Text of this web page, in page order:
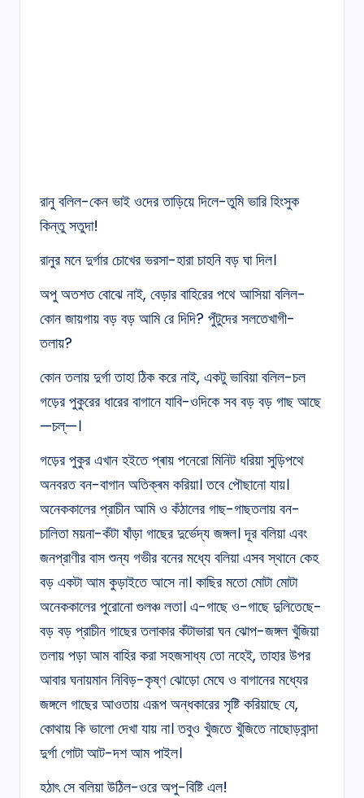
রানু বলিল-কেন ভাই ওদের তাড়িয়ে দিলে-তুমি ভারি হিংসুক
কিন্তু সতুদা!
রানুর মনে দুর্গার চোখের ভরসা-হারা চাহনি বড় ঘা দিল।
অপু অতশত বোঝে নাই, বেড়ার বাহিরের পথে আসিয়া বলিল-
কোন জায়গায় বড় বড় আমি রে দিদি? পুঁটুদের সলতেখাগী-
তলায়?
কোন তলায় দুর্গা তাহা ঠিক করে নাই, একটু ভাবিয়া বলিল-চল
গড়ের পুকুরের ধারের বাগানে যাবি-ওদিকে সব বড় বড় গাছ আছে
—চল্‌—।
গড়ের পুকুর এখান হইতে প্ৰায় পনেরো মিনিট ধরিয়া সুড়িপথে
অনবরত বন-বাগান অতিক্ৰম করিয়া। তবে পৌছানো যায়।
অনেককালের প্রাচীন আমি ও কঁঠালের গাছ-গাছতলায় বন-
চালিতা ময়না-কঁটা ষাঁড়া গাছের দুৰ্ভেদ্য জঙ্গল। দূর বলিয়া এবং
জনপ্রাণীর বাস শুন্য গভীর বনের মধ্যে বলিয়া এসব স্থানে কেহ
বড় একটা আম কুড়াইতে আসে না। কাছির মতো মোটা মোটা
অনেককালের পুরোনো গুলঞ্চ লতা। এ-গাছে ও-গাছে দুলিতেছে-
বড় বড় প্রাচীন গাছের তলাকার কঁটাভারা ঘন ঝোপ-জঙ্গল খুঁজিয়া
তলায় পড়া আম বাহির করা সহজসাধ্য তো নহেই, তাহার উপর
আবার ঘনায়মান নিবিড়-কৃষ্ণ ঝোড়ো মেঘে ও বাগানের মধ্যের
জঙ্গলে গাছের আওতায় এরূপ অন্ধকারের সৃষ্টি করিয়াছে যে,
কোথায় কি ভালো দেখা যায় না। তবুও খুঁজতে খুঁজিতে নাছোড়বান্দা
দুৰ্গা গোটা আট-দশ আম পাইল।
হঠাৎ সে বলিয়া উঠিল-ওরে অপু-বিষ্টি এল!